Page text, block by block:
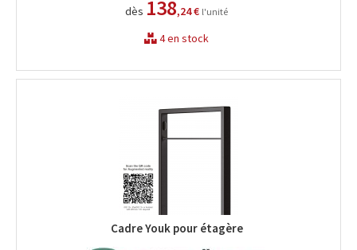
dès 138,24 € l'unité
4 en stock
Cadre Youk pour étagère